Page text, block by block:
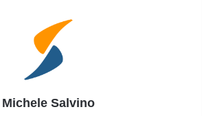
Michele Salvino